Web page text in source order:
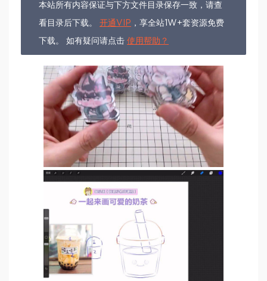
本站所有内容保证与下方文件目录保存一致，请查
看目录后下载。 开通VIP ，享全站1W+套资源免费
下载。 如有疑问请点击 使用帮助？